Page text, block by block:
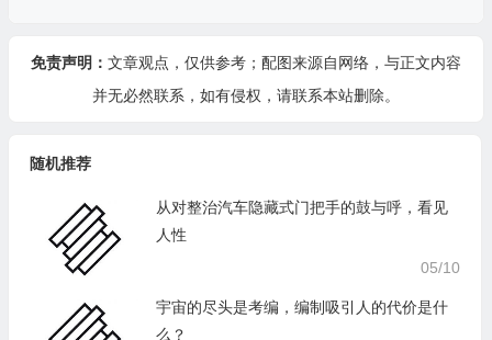
免责声明： 文章观点，仅供参考；配图来源自网络，与正文内容
并无必然联系，如有侵权，请联系本站删除。
随机推荐
从对整治汽车隐藏式门把手的鼓与呼，看见
人性
05/10
宇宙的尽头是考编，编制吸引人的代价是什
么？